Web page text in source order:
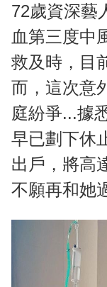
72歲資深藝
血第三度中
救及時，目
而，這次意
庭紛爭...據
早已劃下休
出戶，將高
不願再和她